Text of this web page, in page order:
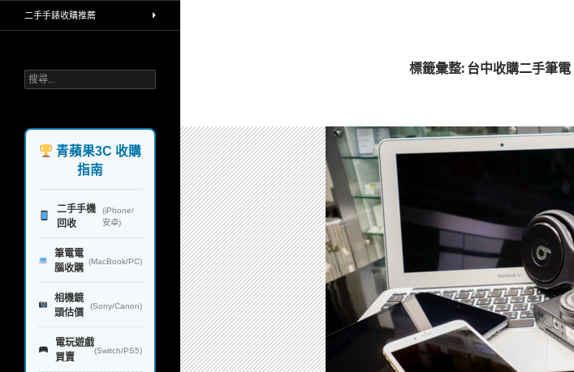
標籤彙整: 台中收購二手筆電
環保理念，回收再利用，不製造汙染
錶 禮券 rimowa行李箱 精品，台北 台
二手手錶收購推薦
搜
尋
字:
青蘋果3C 收購
指南
二手手機
回收
(iPhone/
安卓)
筆電電
腦收購
(MacBook/PC)
相機鏡
頭估價
(Sony/Canon)
電玩遊戲
買賣
(Switch/PS5)